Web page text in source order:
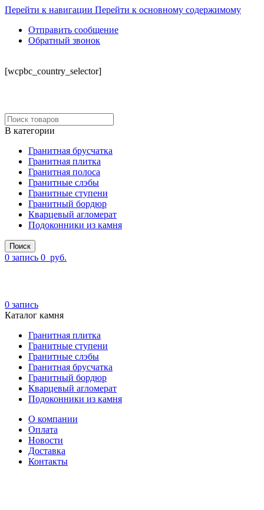
Перейти к навигации Перейти к основному содержимому
Отправить сообщение
Обратный звонок
[wcpbc_country_selector]
В категории
Гранитная брусчатка
Гранитная плитка
Гранитная полоса
Гранитные слэбы
Гранитные ступени
Гранитный бордюр
Кварцевый агломерат
Подоконники из камня
Поиск
0 запись 0 руб.
0 запись
Каталог камня
Гранитная плитка
Гранитные ступени
Гранитные слэбы
Гранитная брусчатка
Гранитный бордюр
Кварцевый агломерат
Подоконники из камня
О компании
Оплата
Новости
Доставка
Контакты